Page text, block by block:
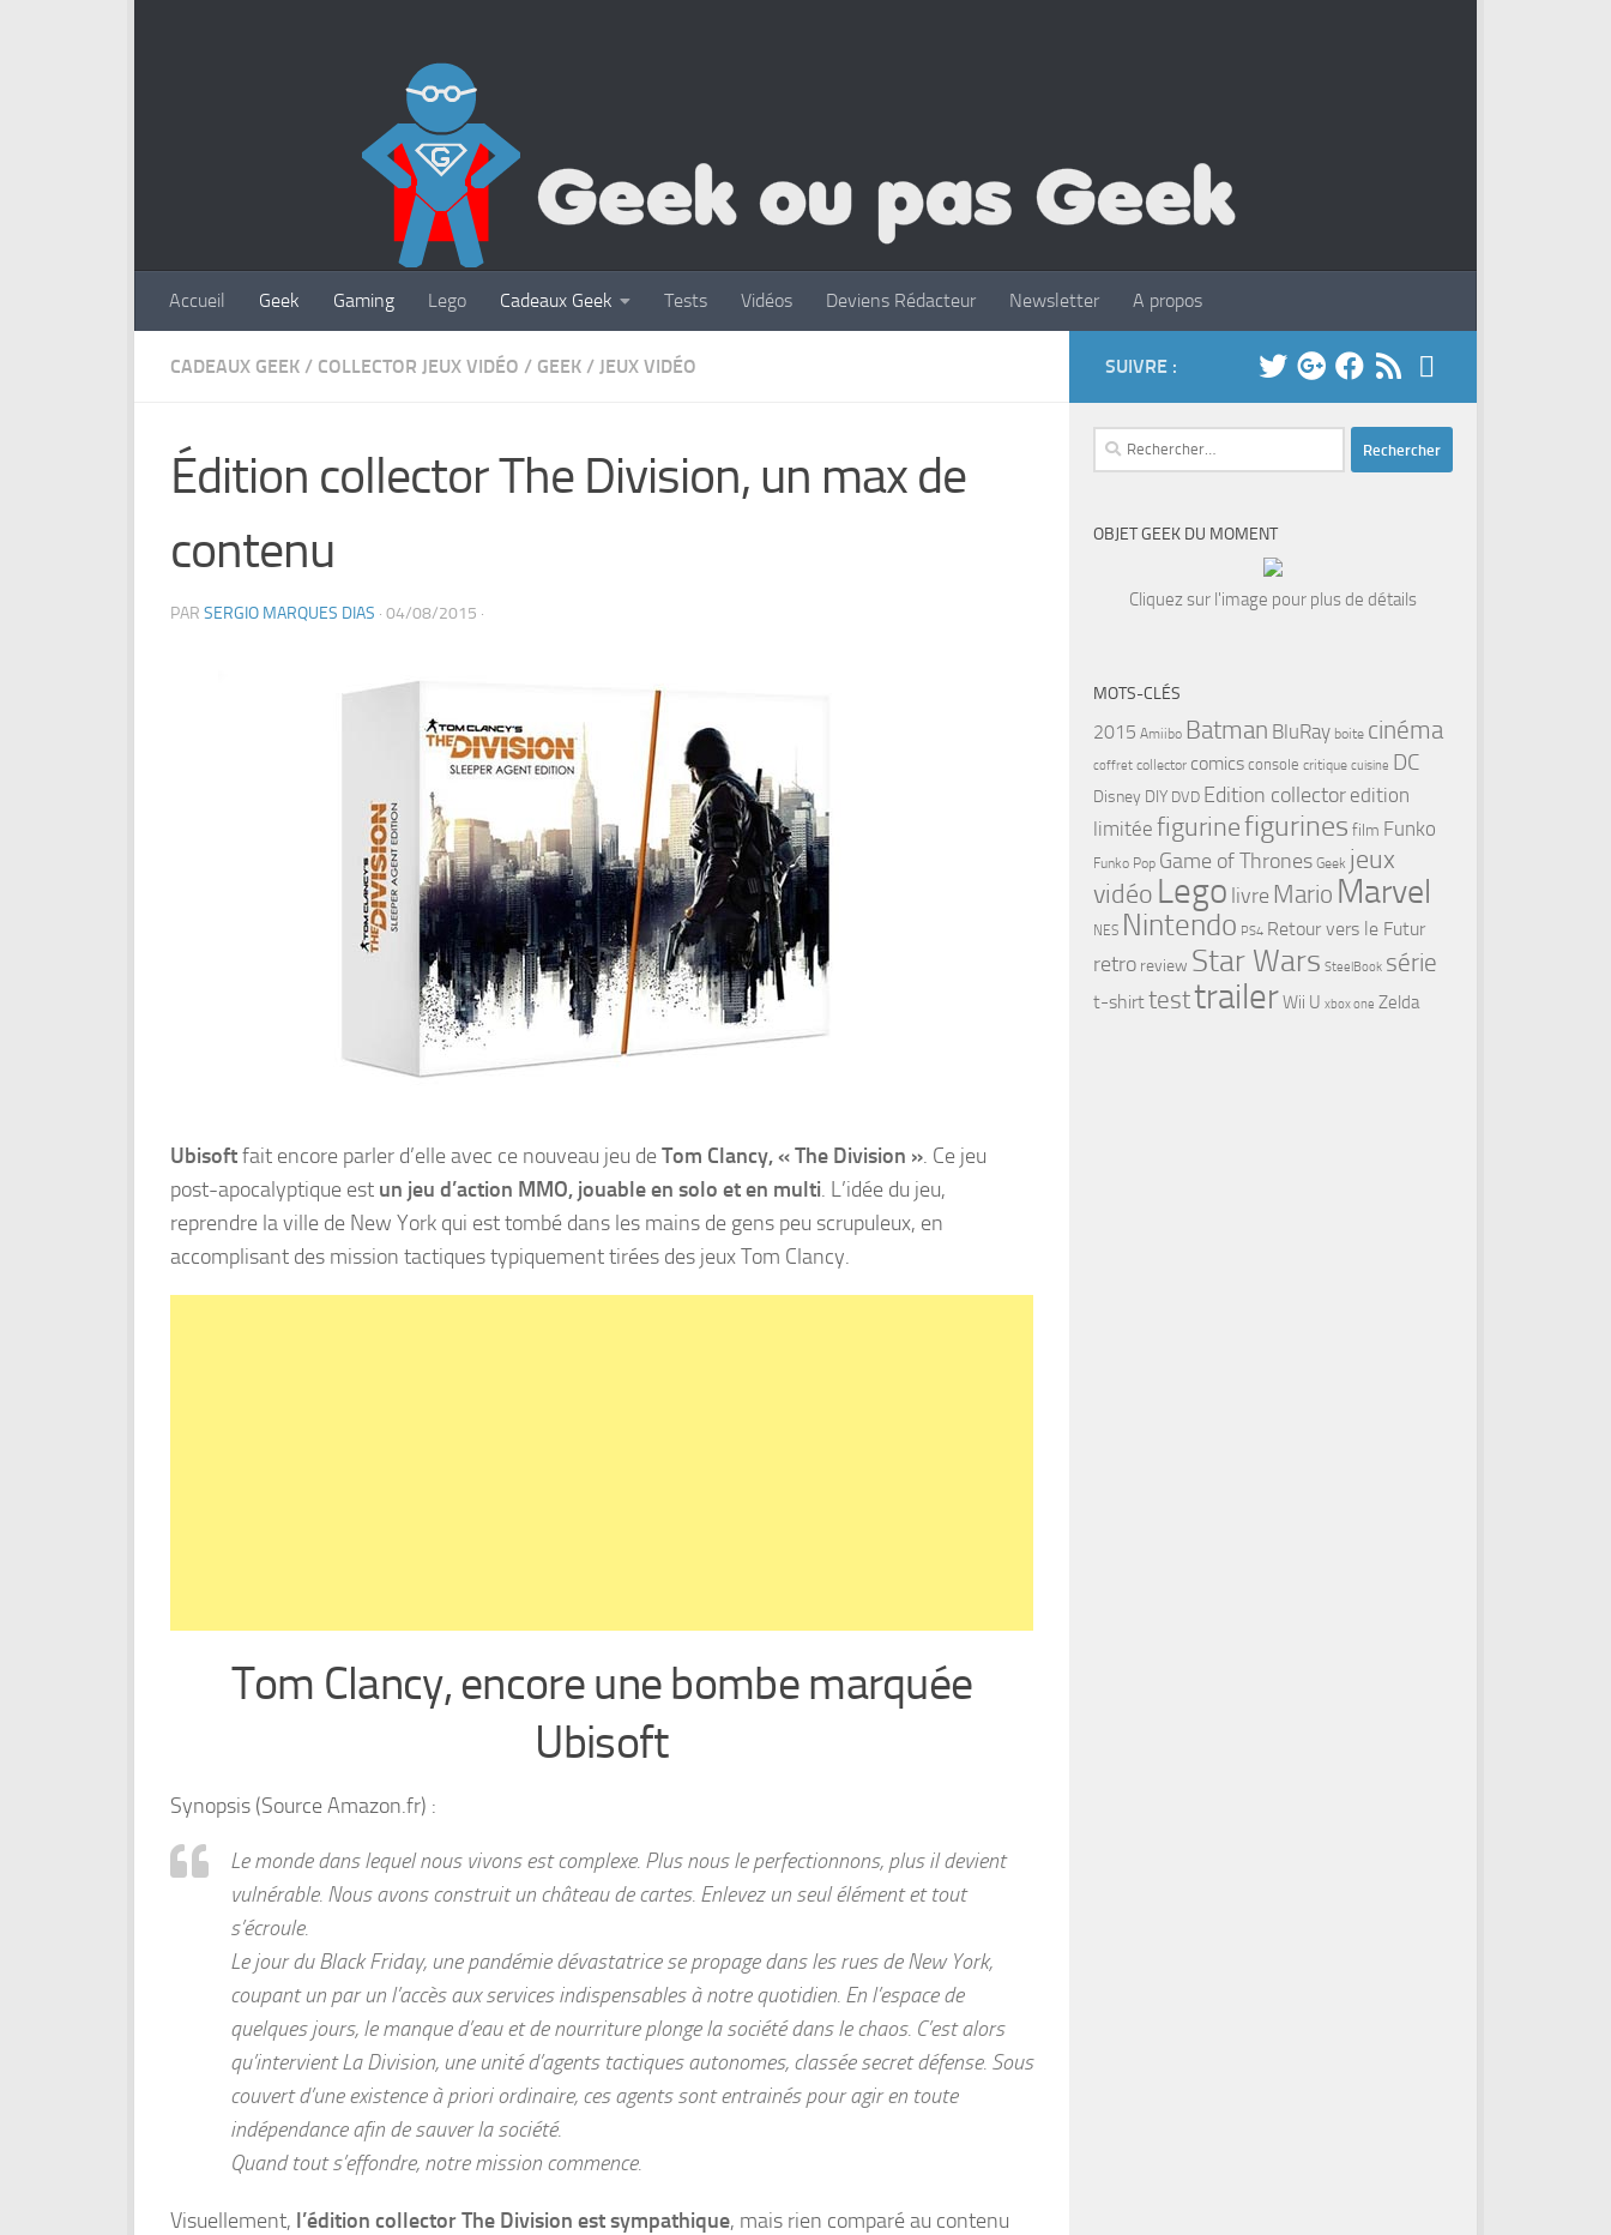
Accueil Geek Gaming Lego Cadeaux Geek Tests Vidéos Deviens Rédacteur Newsletter A propos
CADEAUX GEEK / COLLECTOR JEUX VIDÉO / GEEK / JEUX VIDÉO
Édition collector The Division, un max de
contenu
PAR SERGIO MARQUES DIAS · 04/08/2015 ·
Ubisoftfait encore parler d’elle avec ce nouveau jeu deTom Clancy, « The Division ». Ce jeu
post-apocalyptique est un jeu d’action MMO, jouable en solo et en multi. L’idée du jeu,
reprendre la ville de New York qui est tombé dans les mains de gens peu scrupuleux, en
accomplisant des mission tactiques typiquement tirées des jeux Tom Clancy.
Tom Clancy, encore une bombe marquée
Ubisoft
Synopsis (Source Amazon.fr) :
Le monde dans lequel nous vivons est complexe. Plus nous le perfectionnons, plus il devient
vulnérable. Nous avons construit un château de cartes. Enlevez un seul élément et tout
s’écroule.
Le jour du Black Friday, une pandémie dévastatrice se propage dans les rues de New York,
coupant un par un l’accès aux services indispensables à notre quotidien. En l’espace de
quelques jours, le manque d’eau et de nourriture plonge la société dans le chaos. C’est alors
qu’intervient La Division, une unité d’agents tactiques autonomes, classée secret défense. Sous
couvert d’une existence à priori ordinaire, ces agents sont entrainés pour agir en toute
indépendance afin de sauver la société.
Quand tout s’effondre, notre mission commence.
Visuellement, l’édition collector The Division est sympathique, mais rien comparé au contenu
SUIVRE :
Rechercher :
OBJET GEEK DU MOMENT
Cliquez sur l'image pour plus de détails
MOTS-CLÉS
2015 Amiibo Batman BluRay boite cinéma
coffret collector comics console critique cuisine DC
Disney DIY DVD Edition collector edition
limitée figurinefigurines film Funko
Funko Pop Game of Thrones Geek jeux
vidéo Lego livre Mario Marvel
NES Nintendo PS4 Retour vers le Futur
retro review Star Wars SteelBook série
t-shirttesttrailerWii U xbox one Zelda